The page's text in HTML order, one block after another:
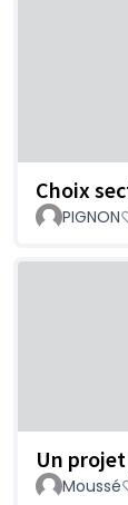
Choix
PIGNON
Un
Moussé